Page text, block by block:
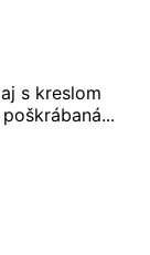
s kreslom